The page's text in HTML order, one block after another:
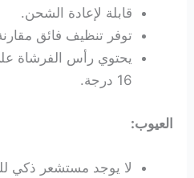
قابلة لإعادة الشحن.
توفر تنظيف فائق مقارنة
يحتوي رأس الفرشاة
16 درجة.
العيوب:
لا يوجد مستشعر ذكي